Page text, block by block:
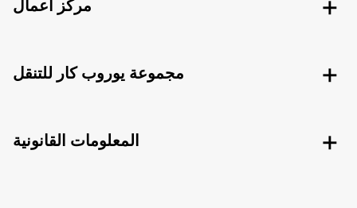
مركز أعمال
مجموعة يوروب كار للتنقل
المعلومات القانونية